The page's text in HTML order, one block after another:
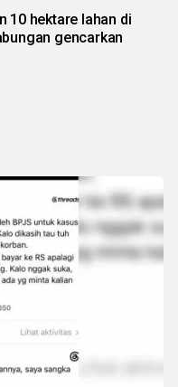
10 hektare lahan di
gencarkan